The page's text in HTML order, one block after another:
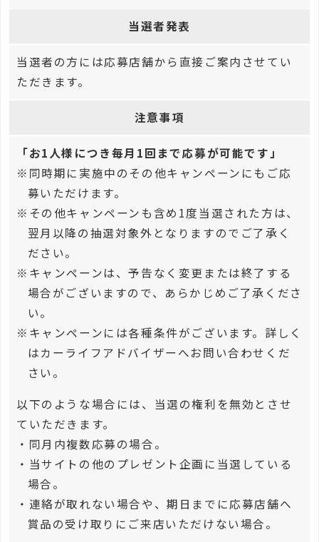
当選者発表
当選者の方には応募店舗から直接ご案内させてい
ただきます。
注意事項
「お1人様につき毎月1回まで応募が可能です」
※同時期に実施中のその他キャンペーンにもご応
募いただけます。
※その他キャンペーンも含め1度当選された方は、
翌月以降の抽選対象外となりますのでご了承く
ださい。
※キャンペーンは、予告なく変更または終了する
場合がございますので、あらかじめご了承くださ
い。
※キャンペーンには各種条件がございます。詳しく
はカーライフアドバイザーへお問い合わせくだ
さい。
以下のような場合には、当選の権利を無効とさせ
ていただきます。
・同月内複数応募の場合。
・当サイトの他のプレゼント企画に当選している
場合。
・連絡が取れない場合や、期日までに応募店舗へ
賞品の受け取りにご来店いただけない場合。